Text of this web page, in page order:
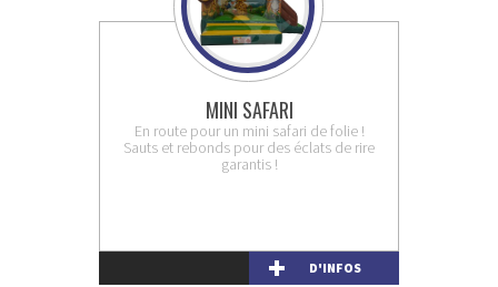
MINI SAFARI
En route pour un mini safari de folie !
Sauts et rebonds pour des éclats de rire
garantis !
D'INFOS